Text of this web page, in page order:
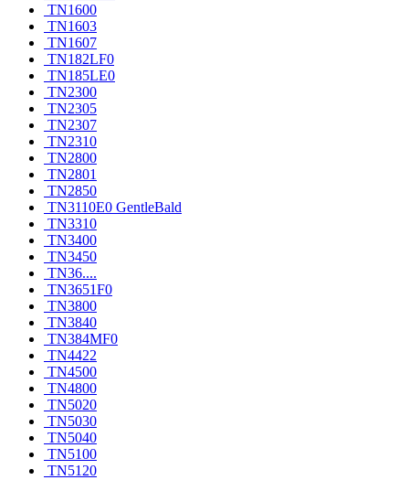
TN1600
TN1603
TN1607
TN182LF0
TN185LE0
TN2300
TN2305
TN2307
TN2310
TN2800
TN2801
TN2850
TN3110E0 GentleBald
TN3310
TN3400
TN3450
TN36....
TN3651F0
TN3800
TN3840
TN384MF0
TN4422
TN4500
TN4800
TN5020
TN5030
TN5040
TN5100
TN5120